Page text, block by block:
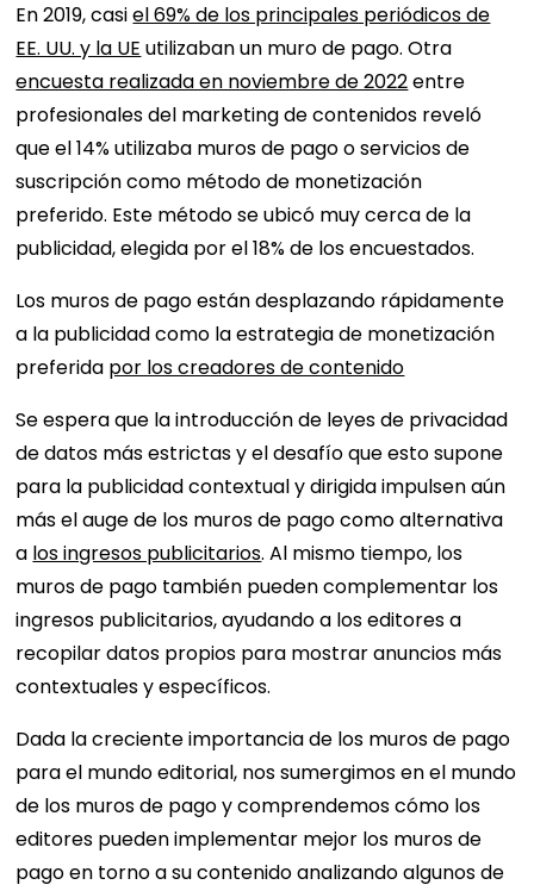
En 2019, casiel 69% de los principales periódicos de
EE. UU. y la UE utilizaban un muro de pago. Otra
encuesta realizada en noviembre de 2022entre
profesionales del marketing de contenidos reveló
que el 14% utilizaba muros de pago o servicios de
suscripción como método de monetización
preferido. Este método se ubicó muy cerca de la
publicidad, elegida por el 18% de los encuestados.
Los muros de pago están desplazando rápidamente
a la publicidad como la estrategia de monetización
preferida por los creadores de contenido
Se espera que la introducción de leyes de privacidad
de datos más estrictas y el desafío que esto supone
para la publicidad contextual y dirigida impulsen aún
más el auge de los muros de pago como alternativa
a los ingresos publicitarios. Al mismo tiempo, los
muros de pago también pueden complementar los
ingresos publicitarios, ayudando a los editores a
recopilar datos propios para mostrar anuncios más
contextuales y específicos.
Dada la creciente importancia de los muros de pago
para el mundo editorial, nos sumergimos en el mundo
de los muros de pago y comprendemos cómo los
editores pueden implementar mejor los muros de
pago en torno a su contenido analizando algunos de